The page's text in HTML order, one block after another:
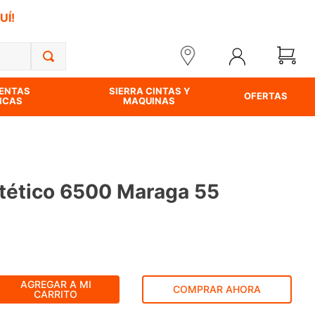
SIERRA CINTAS Y
MAQUINAS
OFERTAS
6500 Maraga 55
AGREGAR A MI
CARRITO
COMPRAR AHORA